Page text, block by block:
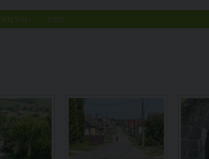
Voľančan
Urbárska spoločnosť Marcinka
Propagačný leták
VOLI OBEC